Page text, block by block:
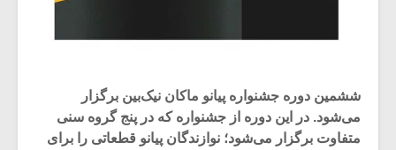
ششمین دوره جشنواره پیانو ماکان نیک‌بین برگزار
می‌شود. در این دوره از جشنواره که در پنج گروه سنی
متفاوت برگزار می‌شود؛ نوازندگان پیانو قطعاتی را برای